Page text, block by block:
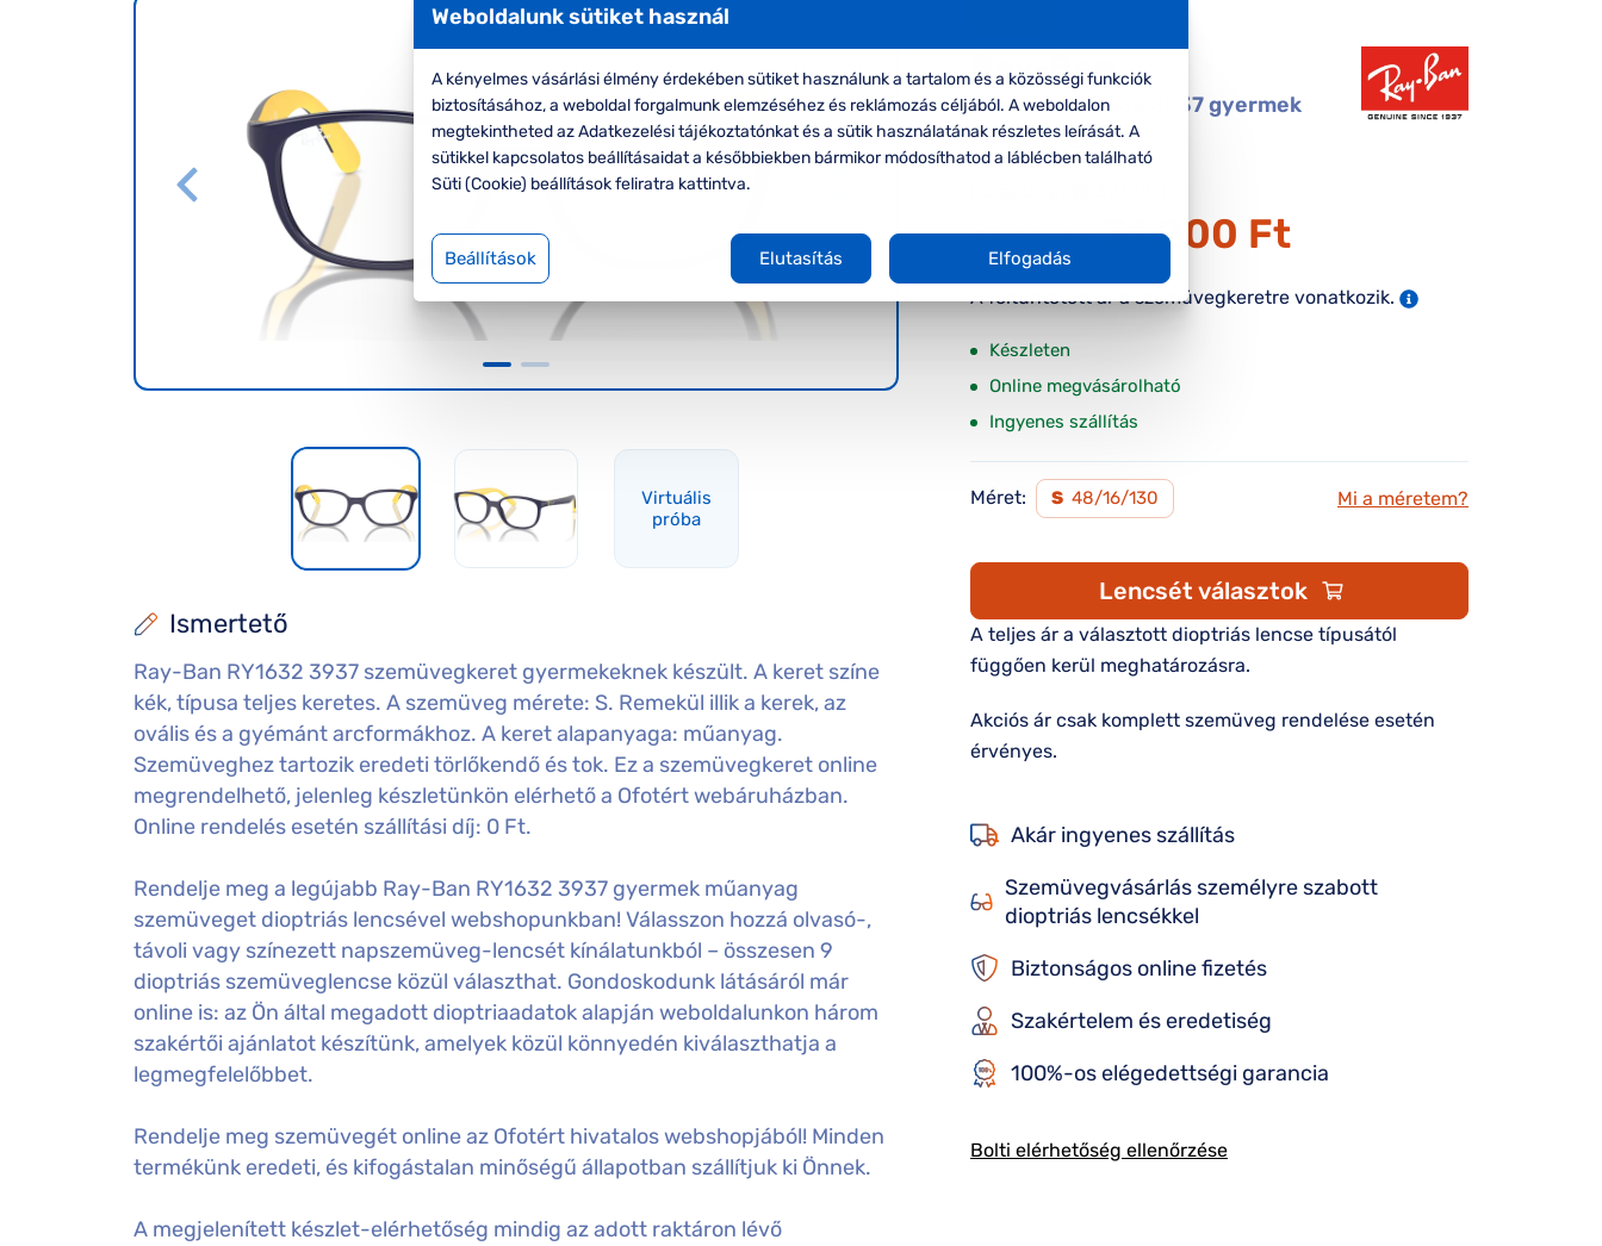
Virtuális
próba
Ismertető
Ray-Ban RY1632 3937 szemüvegkeret gyermekeknek készült. A keret színe
kék, típusa teljes keretes. A szemüveg mérete: S. Remekül illik a kerek, az
ovális és a gyémánt arcformákhoz. A keret alapanyaga: műanyag.
Szemüveghez tartozik eredeti törlőkendő és tok. Ez a szemüvegkeret online
megrendelhető, jelenleg készletünkön elérhető a Ofotért webáruházban.
Online rendelés esetén szállítási díj: 0 Ft.
Rendelje meg a legújabb Ray-Ban RY1632 3937 gyermek műanyag
szemüveget dioptriás lencsével webshopunkban! Válasszon hozzá olvasó-,
távoli vagy színezett napszemüveg-lencsét kínálatunkból – összesen 9
dioptriás szemüveglencse közül választhat. Gondoskodunk látásáról már
online is: az Ön által megadott dioptriaadatok alapján weboldalunkon három
szakértői ajánlatot készítünk, amelyek közül könnyedén kiválaszthatja a
legmegfelelőbbet.
Rendelje meg szemüvegét online az Ofotért hivatalos webshopjából! Minden
termékünk eredeti, és kifogástalan minőségű állapotban szállítjuk ki Önnek.
A megjelenített készlet-elérhetőség mindig az adott raktáron lévő
Ray-Ban
Ray-Ban RY1632 3937 gyermek
szemüvegkeret
Akciós ár: 31.200 Ft
A feltűntetett ár a szemüvegkeretre vonatkozik.
Készleten
Online megvásárolható
Ingyenes szállítás
Méret: S 48/16/130 Mi a méretem?
Lencsét választok
A teljes ár a választott dioptriás lencse típusától
függően kerül meghatározásra.
Akciós ár csak komplett szemüveg rendelése esetén
érvényes.
Akár ingyenes szállítás
Szemüvegvásárlás személyre szabott
dioptriás lencsékkel
Biztonságos online fizetés
Szakértelem és eredetiség
100%-os elégedettségi garancia
Bolti elérhetőség ellenőrzése
Weboldalunk sütiket használ
A kényelmes vásárlási élmény érdekében sütiket használunk a tartalom és a közösségi funkciók
biztosításához, a weboldal forgalmunk elemzéséhez és reklámozás céljából. A weboldalon
megtekintheted az Adatkezelési tájékoztatónkat és a sütik használatának részletes leírását. A
sütikkel kapcsolatos beállításaidat a későbbiekben bármikor módosíthatod a láblécben található
Süti (Cookie) beállítások feliratra kattintva.
Beállítások Elutasítás Elfogadás